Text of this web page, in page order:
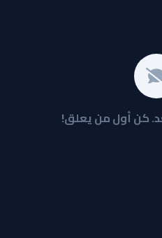
كن أول من يعلق!